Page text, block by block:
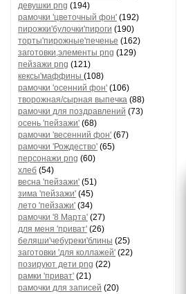
девушки png (194)
рамочки 'цветочный фон' (192)
пирожки'булочки'пироги (190)
торты'пирожные'печенье (162)
заготовки,элементы png (129)
пейзажи png (121)
кексы'маффины (108)
рамочки 'осенний фон' (106)
творожная/сырная выпечка (88)
рамочки для поздравлений (73)
осень 'пейзажи' (68)
рамочки 'весенний фон' (67)
рамочки 'Рождество' (65)
персонажи png (60)
хлеб (54)
весна 'пейзажи' (51)
зима 'пейзажи' (45)
лето 'пейзажи' (34)
рамочки '8 Марта' (27)
для меня 'приват' (26)
беляши'чебуреки'блины (25)
заготовки 'для коллажей' (22)
позируют дети png (22)
рамки 'приват' (21)
рамочки для записей (20)